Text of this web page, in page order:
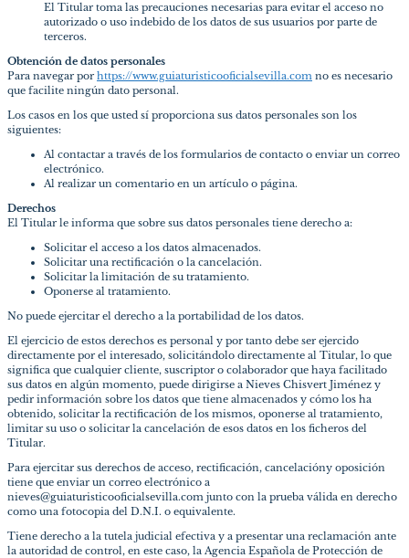
El Titular toma las precauciones necesarias para evitar el acceso no
autorizado o uso indebido de los datos de sus usuarios por parte de
terceros.
Obtención de datos personales
Para navegar por https://www.guiaturisticooficialsevilla.com no es necesario
que facilite ningún dato personal.
Los casos en los que usted sí proporciona sus datos personales son los
siguientes:
Al contactar a través de los formularios de contacto o enviar un correo
electrónico.
Al realizar un comentario en un artículo o página.
Derechos
El Titular le informa que sobre sus datos personales tiene derecho a:
Solicitar el acceso a los datos almacenados.
Solicitar una rectificación o la cancelación.
Solicitar la limitación de su tratamiento.
Oponerse al tratamiento.
No puede ejercitar el derecho a la portabilidad de los datos.
El ejercicio de estos derechos es personal y por tanto debe ser ejercido
directamente por el interesado, solicitándolo directamente al Titular, lo que
significa que cualquier cliente, suscriptor o colaborador que haya facilitado
sus datos en algún momento, puede dirigirse a Nieves Chisvert Jiménez y
pedir información sobre los datos que tiene almacenados y cómo los ha
obtenido, solicitar la rectificación de los mismos, oponerse al tratamiento,
limitar su uso o solicitar la cancelación de esos datos en los ficheros del
Titular.
Para ejercitar sus derechos de acceso, rectificación, cancelacióny oposición
tiene que enviar un correo electrónico a
nieves@guiaturisticooficialsevilla.com junto con la prueba válida en derecho
como una fotocopia del D.N.I. o equivalente.
Tiene derecho a la tutela judicial efectiva y a presentar una reclamación ante
la autoridad de control, en este caso, la Agencia Española de Protección de